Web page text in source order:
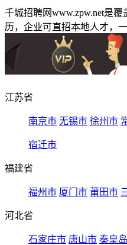
千城招聘网www.zpw.net是
历，企业可直招本地人才，
江苏省
南京市 无锡市 徐州市
宿迁市
福建省
福州市 厦门市 莆田市
河北省
石家庄市 唐山市 秦皇